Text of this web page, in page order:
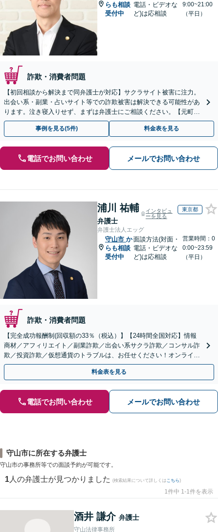
らも相談
受付中
電話・ビデオな
ど)は応相談
9:00~21:00
（平日）
詐欺・消費者問題
【初回相談から解決まで同弁護士が対応】サクラサイト被害に注力。
出会い系・副業・占いサイト等での詐欺被害は解決できる可能性があ
ります。泣き寝入りせず、まずは弁護士にご相談ください。【元町駅
1分・土日夜間の相談歓迎】
事例を見る(5件) 料金表を見る
電話でお問い合わせ メールでお問い合わせ
浦川 祐輔
弁護士
インタビュ
ーを見る
東京都
弁護士法人エッグ
守山市 か
らも相談
受付中
面談方法(対面・
電話・ビデオな
ど)は応相談
営業時間：0
0:00~23:59
（平日）
詐欺・消費者問題
【完全成功報酬制(回収額の33％（税込）】【24時間全国対応】情報
商材／アフィリエイト／副業詐欺／出会い系サクラ詐欺／コンサル詐
欺／投資詐欺／仮想通貨のトラブルは、お任せください！オンライン
のみで解決も可能！
料金表を見る
電話でお問い合わせ メールでお問い合わせ
守山市に所在する弁護士
守山市の事務所等での面談予約が可能です。
1 人の弁護士が見つかりました (検索結果について詳しくは こちら)
1件中 1-1件を表示
酒井 謙介 弁護士
守山法律事務所